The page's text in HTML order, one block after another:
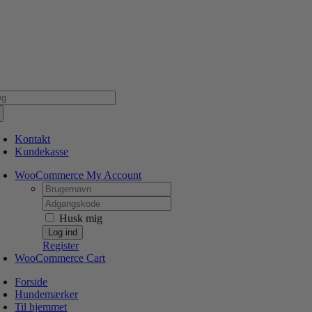
Kontakt
Kundekasse
WooCommerce My Account
Username:
Password:
Husk mig
Register
WooCommerce Cart
Forside
Hundemærker
Til hjemmet